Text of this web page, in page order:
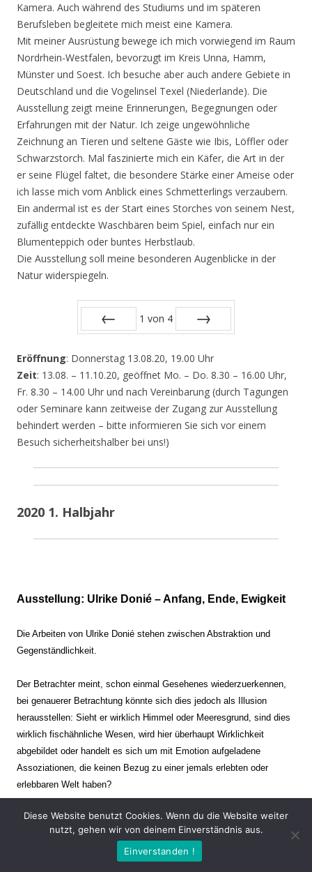
Kamera. Auch während des Studiums und im späteren
Berufsleben begleitete mich meist eine Kamera.
Mit meiner Ausrüstung bewege ich mich vorwiegend im Raum
Nordrhein-Westfalen, bevorzugt im Kreis Unna, Hamm,
Münster und Soest. Ich besuche aber auch andere Gebiete in
Deutschland und die Vogelinsel Texel (Niederlande). Die
Ausstellung zeigt meine Erinnerungen, Begegnungen oder
Erfahrungen mit der Natur. Ich zeige ungewöhnliche
Zeichnung an Tieren und seltene Gäste wie Ibis, Löffler oder
Schwarzstorch. Mal faszinierte mich ein Käfer, die Art in der
er seine Flügel faltet, die besondere Stärke einer Ameise oder
ich lasse mich vom Anblick eines Schmetterlings verzaubern.
Ein andermal ist es der Start eines Storches von seinem Nest,
zufällig entdeckte Waschbären beim Spiel, einfach nur ein
Blumenteppich oder buntes Herbstlaub.
Die Ausstellung soll meine besonderen Augenblicke in der
Natur widerspiegeln.
1 von 4
Eröffnung: Donnerstag 13.08.20, 19.00 Uhr
Zeit: 13.08. – 11.10.20, geöffnet Mo. – Do. 8.30 – 16.00 Uhr,
Fr. 8.30 – 14.00 Uhr und nach Vereinbarung (durch Tagungen
oder Seminare kann zeitweise der Zugang zur Ausstellung
behindert werden – bitte informieren Sie sich vor einem
Besuch sicherheitshalber bei uns!)
2020 1. Halbjahr
Ausstellung: Ulrike Donié – Anfang, Ende, Ewigkeit
Die Arbeiten von Ulrike Donié stehen zwischen Abstraktion und
Gegenständlichkeit.
Der Betrachter meint, schon einmal Gesehenes wiederzuerkennen,
bei genauerer Betrachtung könnte sich dies jedoch als Illusion
herausstellen: Sieht er wirklich Himmel oder Meeresgrund, sind dies
wirklich fischähnliche Wesen, wird hier überhaupt Wirklichkeit
abgebildet oder handelt es sich um mit Emotion aufgeladene
Assoziationen, die keinen Bezug zu einer jemals erlebten oder
erlebbaren Welt haben?
Verharren und Dynamik stehen sich dabei gegenüber. Zeit steht still
oder verrinnt im Nu. Es soll dabei eine Spannung, auch farblich, bis
zur Schmerzgrenze erzeugt werden. Die Arbeiten stellen ambivalente
Diese Website benutzt Cookies. Wenn du die Website weiter
nutzt, gehen wir von deinem Einverständnis aus.
Einverstanden !